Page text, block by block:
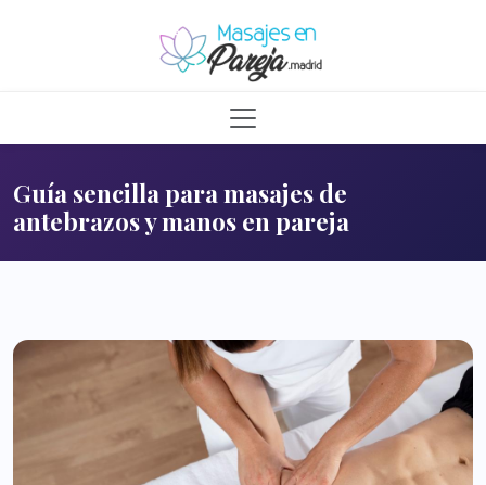
Guía sencilla para masajes de
antebrazos y manos en pareja